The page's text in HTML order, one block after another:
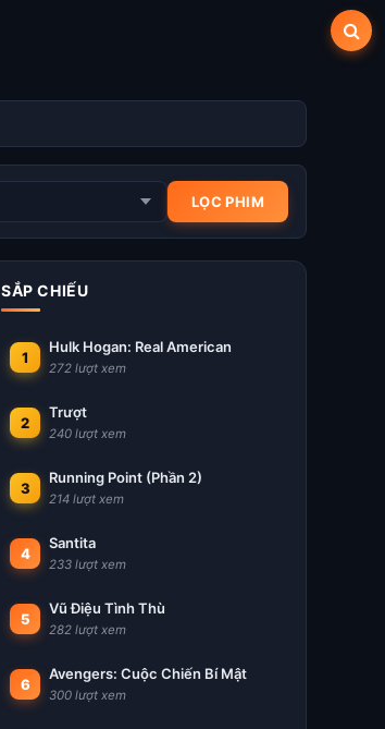
SẮP CHIẾU
1
Hulk Hogan: Real American
272 lượt xem
2
Trượt
240 lượt xem
3
Running Point (Phần 2)
214 lượt xem
4
Santita
233 lượt xem
5
Vũ Điệu Tình Thù
282 lượt xem
6
Avengers: Cuộc Chiến Bí Mật
300 lượt xem